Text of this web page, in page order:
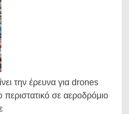
την έρευνα για drones
σε αεροδρόμιο